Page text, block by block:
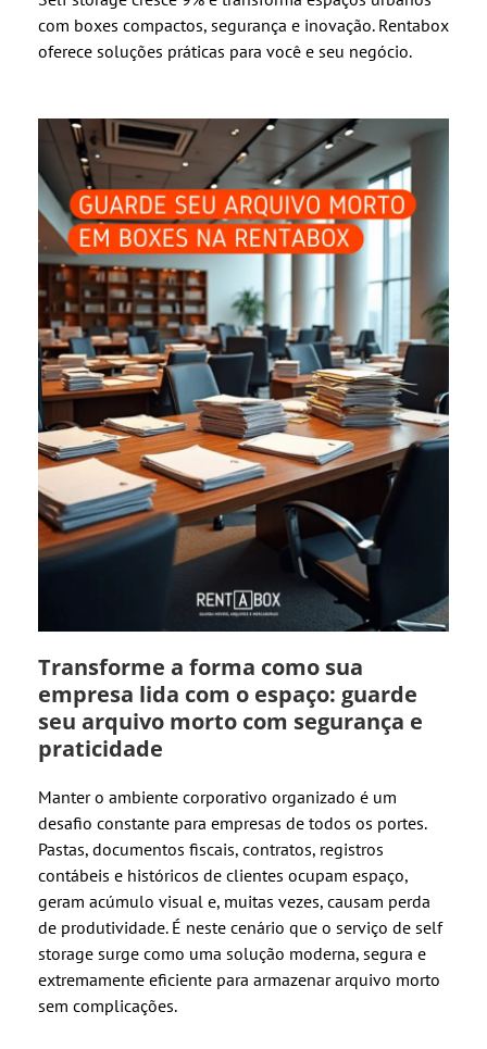
com boxes compactos, segurança e inovação. Rentabox
oferece soluções práticas para você e seu negócio.
Transforme a forma como sua
empresa lida com o espaço: guarde
seu arquivo morto com segurança e
praticidade
Manter o ambiente corporativo organizado é um
desafio constante para empresas de todos os portes.
Pastas, documentos fiscais, contratos, registros
contábeis e históricos de clientes ocupam espaço,
geram acúmulo visual e, muitas vezes, causam perda
de produtividade. É neste cenário que o serviço de self
storage surge como uma solução moderna, segura e
extremamente eficiente para armazenar arquivo morto
sem complicações.